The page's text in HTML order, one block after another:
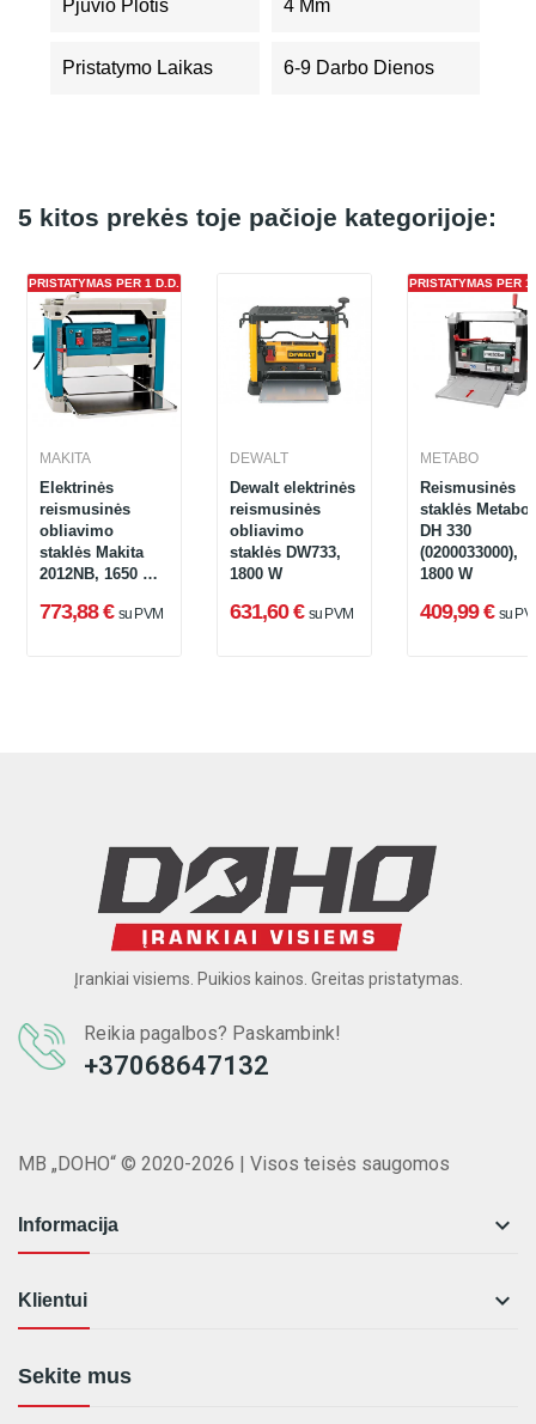
Pjūvio Plotis 4 Mm
Pristatymo Laikas 6-9 Darbo Dienos
5 kitos prekės toje pačioje kategorijoje:
PRISTATYMAS PER 1 D.D.
MAKITA
Elektrinės
reismusinės
obliavimo
staklės Makita
2012NB, 1650 W,
773,88 € su PVM
DEWALT
Dewalt elektrinės
reismusinės
obliavimo
staklės DW733,
1800 W
631,60 € su PVM
PRISTATYMAS PER 1
METABO
Reismusinės
staklės Metabo
DH 330
(0200033000),
1800 W
409,99 € su
Įrankiai visiems. Puikios kainos. Greitas pristatymas.
Reikia pagalbos? Paskambink!
+37068647132
MB „DOHO“ © 2020-2026 | Visos teisės saugomos
Informacija 
Klientui 
Sekite mus